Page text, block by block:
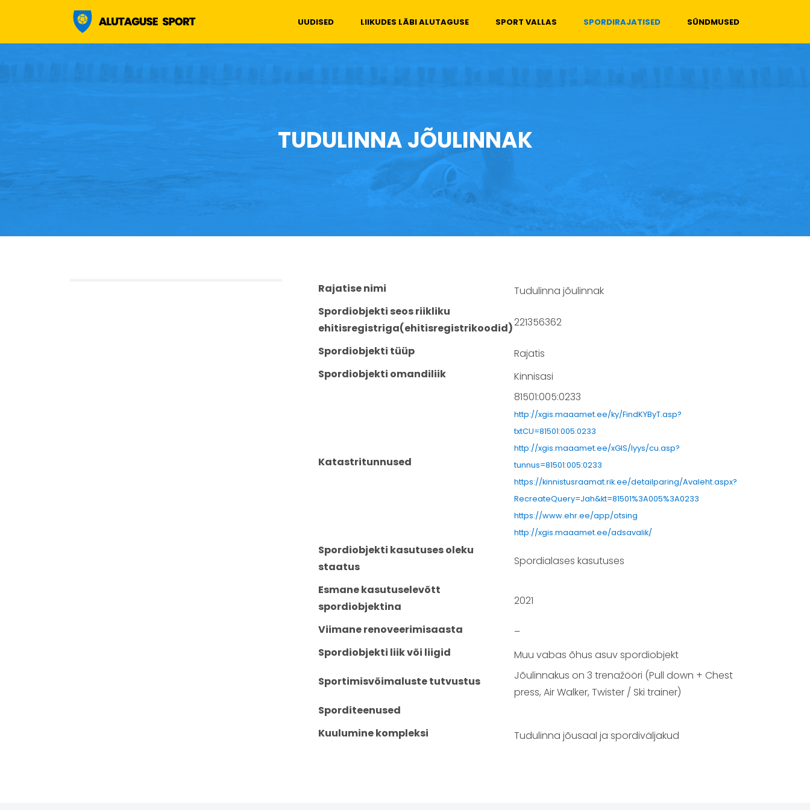
UUDISED LIIKUDES LÄBI ALUTAGUSE SPORT VALLAS SPORDIRAJATISED SÜNDMUSED
TUDULINNA JÕULINNAK
Rajatise nimi
Tudulinna jõulinnak
Spordiobjekti seos riikliku
ehitisregistriga(ehitisregistrikoodid)221356362
Spordiobjekti tüüp
Rajatis
Spordiobjekti omandiliik
Kinnisasi
Katastritunnused
81501:005:0233
http://xgis.maaamet.ee/ky/FindKYByT.asp?
txtCU=81501:005:0233
http://xgis.maaamet.ee/xGIS/lyys/cu.asp?
tunnus=81501:005:0233
https://kinnistusraamat.rik.ee/detailparing/Avaleht.aspx?
RecreateQuery=Jah&kt=81501%3A005%3A0233
https://www.ehr.ee/app/otsing
http://xgis.maaamet.ee/adsavalik/
Spordiobjekti kasutuses oleku
staatus
Spordialases kasutuses
Esmane kasutuselevõtt
spordiobjektina
2021
Viimane renoveerimisaasta
–
Spordiobjekti liik või liigid
Muu vabas õhus asuv spordiobjekt
Sportimisvõimaluste tutvustus
Jõulinnakus on 3 trenažööri (Pull down + Chest
press, Air Walker, Twister / Ski trainer)
Sporditeenused
Kuulumine kompleksi
Tudulinna jõusaal ja spordiväljakud